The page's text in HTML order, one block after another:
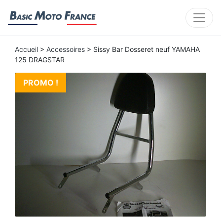
Accueil > Accessoires > Sissy Bar Dosseret neuf YAMAHA
125 DRAGSTAR
PROMO !